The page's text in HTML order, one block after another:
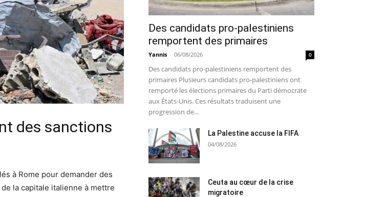
des sanctions
à Rome pour demander des
la capitale italienne à mettre
Des candidats pro-palestiniens
remportent des primaires
Yannis - 06/08/2026 0
Des candidats pro-palestiniens remportent des
primaires Plusieurs candidats pro-palestiniens ont
remporté les élections primaires du Parti démocrate
aux États-Unis. Ces résultats traduisent une
progression de...
La Palestine accuse la FIFA
04/08/2026
Ceuta au cœur de la crise
migratoire